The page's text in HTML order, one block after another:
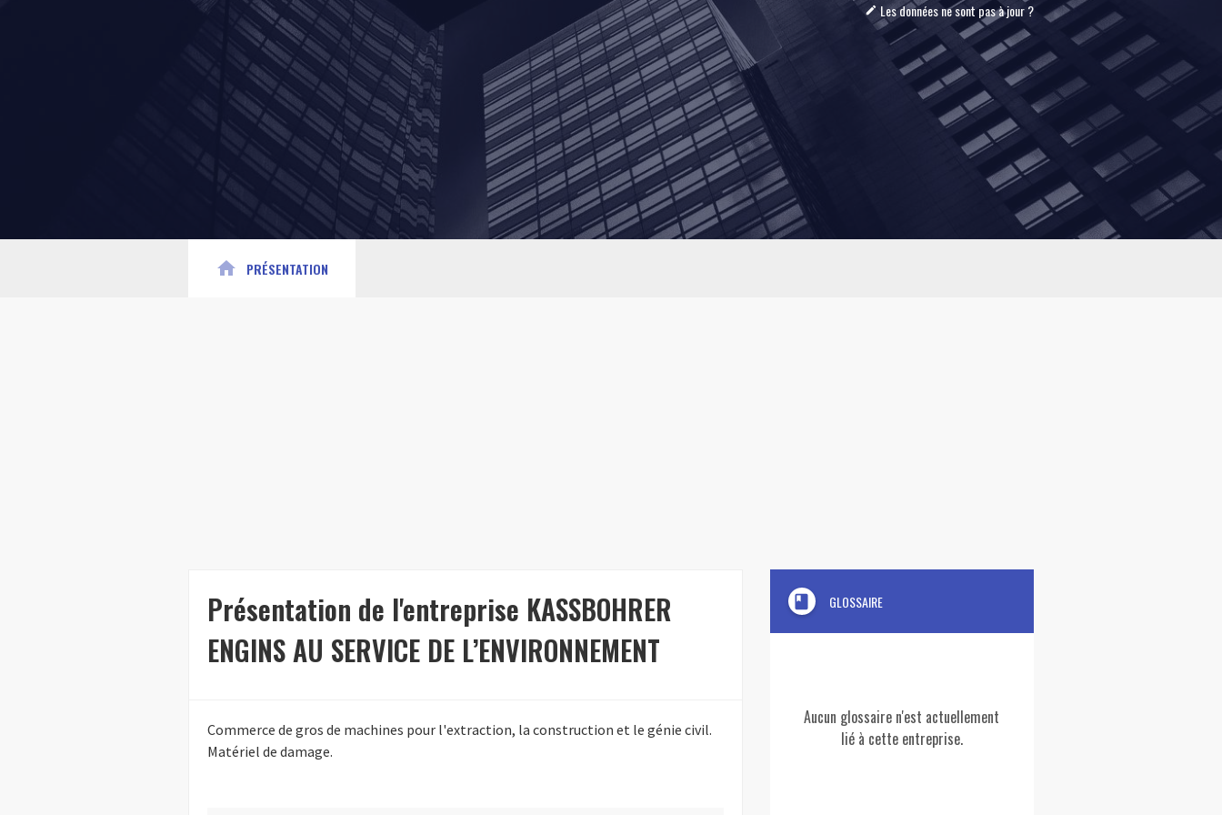
mode_edit Les données ne sont pas à jour ?
home PRÉSENTATION
Présentation de l'entreprise KASSBOHRER
ENGINS AU SERVICE DE L’ENVIRONNEMENT
Commerce de gros de machines pour l'extraction, la construction et le génie civil.
Matériel de damage.
book GLOSSAIRE
Aucun glossaire n'est actuellement
lié à cette entreprise.